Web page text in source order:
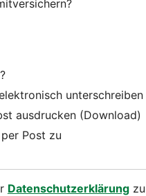
unterschreiben
ausdrucken (Download)
Post zu
Datenschutzerklärung